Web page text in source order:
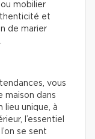
mobilier
et
de marier
vous
maison dans
lieu unique, à
l’essentiel
se sent